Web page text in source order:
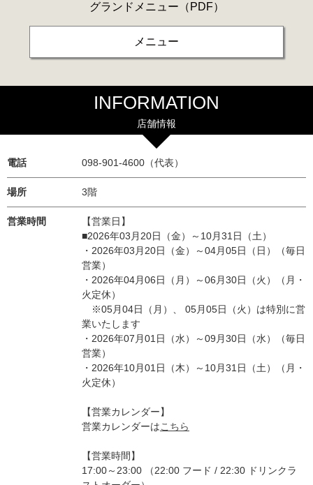
グランドメニュー （PDF）
メニュー
INFORMATION
店舗情報
電話 098-901-4600（代表）
場所 3階
営業時間
【営業日】
■2026年03月20日（金）～10月31日（土）
・2026年03月20日（金）～04月05日（日）（毎日
営業）
・2026年04月06日（月）～06月30日（火）（月・
火定休）
※05月04日（月）、 05月05日（火）は特別に営
業いたします
・2026年07月01日（水）～09月30日（水）（毎日
営業）
・2026年10月01日（木）～10月31日（土）（月・
火定休）
【営業カレンダー】
営業カレンダーはこちら
【営業時間】
17:00～23:00 （22:00 フード / 22:30 ドリンクラ